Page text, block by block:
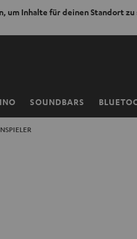
um Inhalte für deinen Standort zu
SOUNDBARS